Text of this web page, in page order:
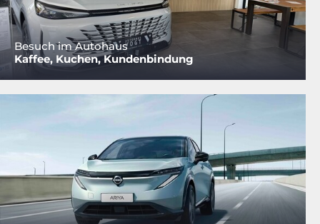
Besuch im Autohaus
Kaffee, Kuchen, Kundenbindung